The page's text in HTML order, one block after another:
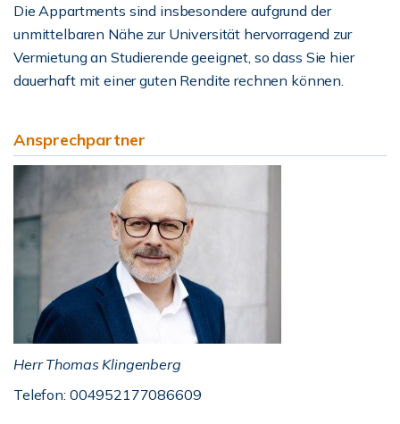
Die Appartments sind insbesondere aufgrund der
unmittelbaren Nähe zur Universität hervorragend zur
Vermietung an Studierende geeignet, so dass Sie hier
dauerhaft mit einer guten Rendite rechnen können.
Ansprechpartner
Herr Thomas Klingenberg
Telefon: 004952177086609